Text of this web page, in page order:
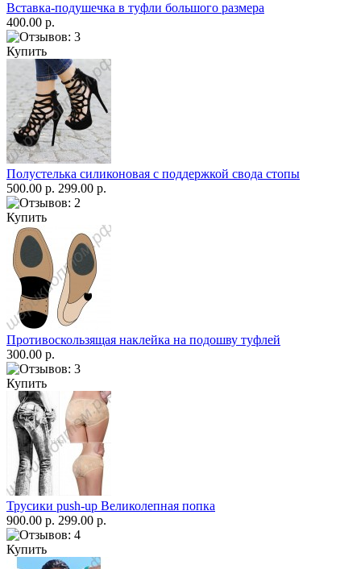
Вставка-подушечка в туфли большого размера
400.00 р.
Купить
Полустелька силиконовая с поддержкой свода стопы
500.00 р. 299.00 р.
Купить
Противоскользящая наклейка на подошву туфлей
300.00 р.
Купить
Трусики push-up Великолепная попка
900.00 р. 299.00 р.
Купить